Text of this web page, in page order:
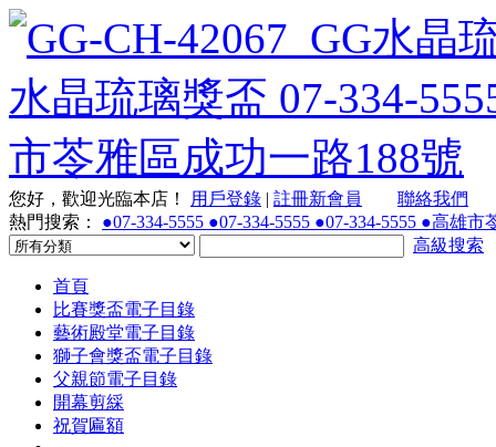
您好，歡迎光臨本店！ 用戶登錄 | 註冊新會員
聯絡我們
熱門搜索： ●07-334-5555 ●07-334-5555 ●07-334-5555 ●高雄
高級搜索
首頁
比賽獎盃電子目錄
藝術殿堂電子目錄
獅子會獎盃電子目錄
父親節電子目錄
開幕剪綵
祝賀匾額